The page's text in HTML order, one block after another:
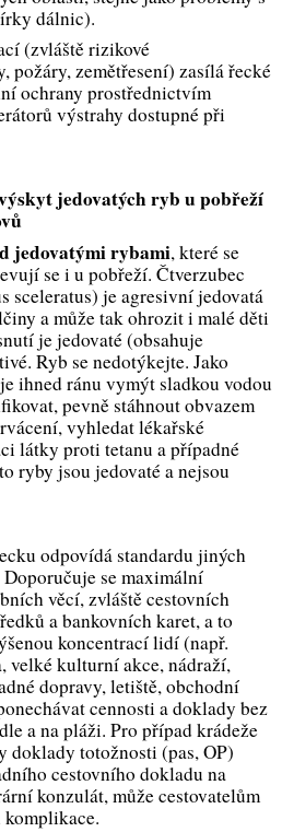
dálnic).
(zvláště rizikové
požáry, zemětřesení) zasílá řecké
ochrany prostřednictvím
výstrahy dostupné při
jedovatých ryb u pobřeží
jedovatými rybami, které se
se i u pobřeží. Čtverzubec
sceleratus) je agresivní jedovatá
a může tak ohrozit i malé děti
je jedovaté (obsahuje
Ryb se nedotýkejte. Jako
ihned ránu vymýt sladkou vodou
pevně stáhnout obvazem
vyhledat lékařské
látky proti tetanu a případné
ryby jsou jedovaté a nejsou
odpovídá standardu jiných
se maximální
věcí, zvláště cestovních
a bankovních karet, a to
koncentrací lidí (např.
kulturní akce, nádraží,
dopravy, letiště, obchodní
cennosti a doklady bez
a na pláži. Pro případ krádeže
doklady totožnosti (pas, OP)
cestovního dokladu na
konzulát, může cestovatelům